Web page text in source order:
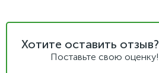
Хотите оставить отзыв?
Поставьте свою оценку!